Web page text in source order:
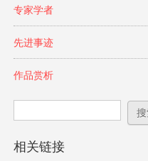
专家学者
先进事迹
作品赏析
搜索表单
相关链接